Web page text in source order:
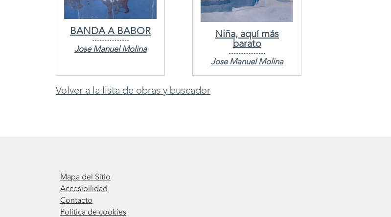
BANDA A BABOR
Jose Manuel Molina
Niña, aquí más
barato
Jose Manuel Molina
Volver a la lista de obras y buscador
Mapa del Sitio
Accesibilidad
Contacto
Política de cookies